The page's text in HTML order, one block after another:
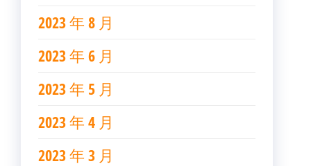
2023 年 8 月
2023 年 6 月
2023 年 5 月
2023 年 4 月
2023 年 3 月